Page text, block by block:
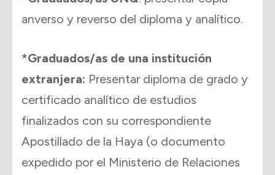
anverso y reverso del diploma y analítico.
*Graduados/as de una institución
extranjera: Presentar diploma de grado y
certificado analítico de estudios
finalizados con su correspondiente
Apostillado de la Haya (o documento
expedido por el Ministerio de Relaciones